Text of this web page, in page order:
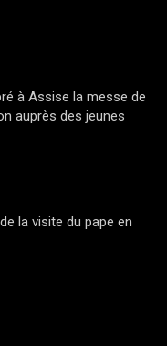
à Assise la messe de
auprès des jeunes
la visite du pape en